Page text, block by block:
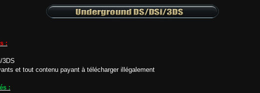
:
3DS
et tout contenu payant à télécharger illégalement
: